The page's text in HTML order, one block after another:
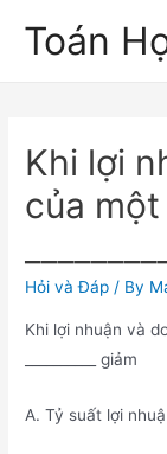
Toán
Khi lợi
của
Hỏi và Đáp / By
Khi lợi nhuận và
__________ giảm
A. Tỷ suất lợi